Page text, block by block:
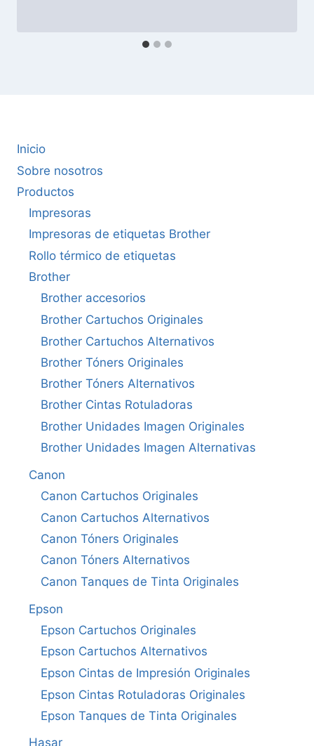
Inicio
Sobre nosotros
Productos
Impresoras
Impresoras de etiquetas Brother
Rollo térmico de etiquetas
Brother
Brother accesorios
Brother Cartuchos Originales
Brother Cartuchos Alternativos
Brother Tóners Originales
Brother Tóners Alternativos
Brother Cintas Rotuladoras
Brother Unidades Imagen Originales
Brother Unidades Imagen Alternativas
Canon
Canon Cartuchos Originales
Canon Cartuchos Alternativos
Canon Tóners Originales
Canon Tóners Alternativos
Canon Tanques de Tinta Originales
Epson
Epson Cartuchos Originales
Epson Cartuchos Alternativos
Epson Cintas de Impresión Originales
Epson Cintas Rotuladoras Originales
Epson Tanques de Tinta Originales
Hasar